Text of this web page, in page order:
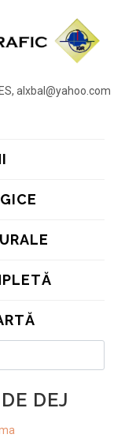
alxbal@yahoo.com
DEJ